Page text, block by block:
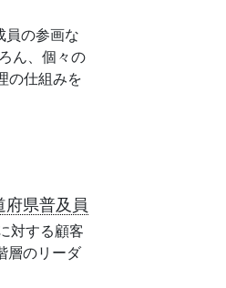
員の参画な
ん、個々の
の仕組みを
県普及員
対する顧客
層のリーダ